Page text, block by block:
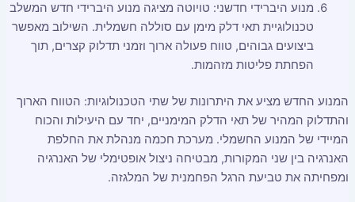
מנוע היברידי חדשני: טויוטה מציגה מנוע היברידי חדש המשלב
טכנולוגיית תאי דלק מימן עם סוללה חשמלית. השילוב מאפשר
ביצועים גבוהים, טווח פעולה ארוך וזמני תדלוק קצרים, תוך
הפחתת פליטות מזהמות.
המנוע החדש מציע את היתרונות של שתי הטכנולוגיות: הטווח הארוך
והתדלוק המהיר של תאי הדלק המימניים, יחד עם היעילות והכוח
המיידי של המנוע החשמלי. מערכת חכמה מנהלת את החלפת
האנרגיה בין שני המקורות, מבטיחה ניצול אופטימלי של האנרגיה
ומפחיתה את טביעת הרגל הפחמנית של המלגזה.